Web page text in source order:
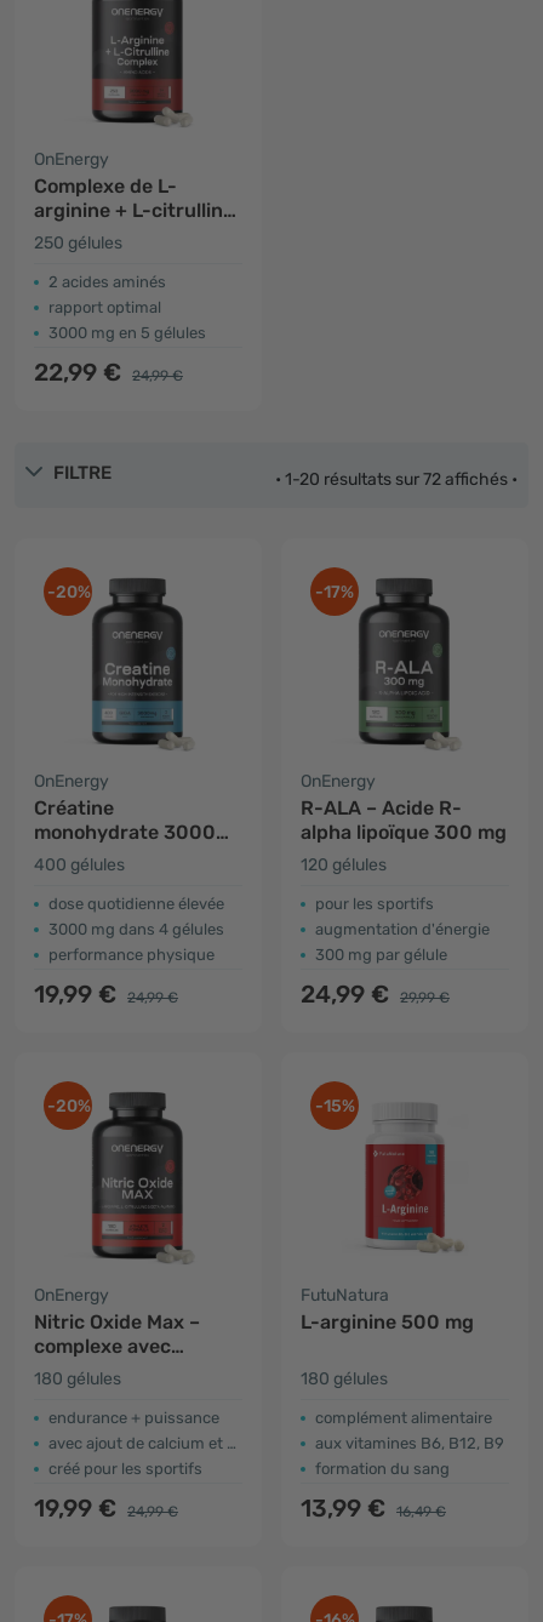
OnEnergy
Complexe de L-
arginine + L-citrulline
3000 mg
250 gélules
2 acides aminés
rapport optimal
3000 mg en 5 gélules
22,99 € 24,99 €
FILTRE • 1-20 résultats sur 72 affichés •
-20%
OnEnergy
Créatine
monohydrate 3000
mg GIGA CAPS
400 gélules
dose quotidienne élevée
3000 mg dans 4 gélules
performance physique
19,99 € 24,99 €
-17%
OnEnergy
R-ALA – Acide R-
alpha lipoïque 300 mg
120 gélules
pour les sportifs
augmentation d'énergie
300 mg par gélule
24,99 € 29,99 €
-20%
OnEnergy
Nitric Oxide Max –
complexe avec
arginine, citrulline et
bêta-alanine
180 gélules
endurance + puissance
avec ajout de calcium et de vitamine B3
créé pour les sportifs
19,99 € 24,99 €
-15%
FutuNatura
L-arginine 500 mg
180 gélules
complément alimentaire
aux vitamines B6, B12, B9
formation du sang
13,99 € 16,49 €